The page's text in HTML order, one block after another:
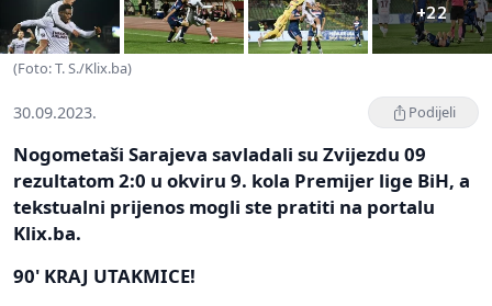
+22
(Foto: T. S./Klix.ba)
30.09.2023. Podijeli
Nogometaši Sarajeva savladali su Zvijezdu 09
rezultatom 2:0 u okviru 9. kola Premijer lige BiH, a
tekstualni prijenos mogli ste pratiti na portalu
Klix.ba.
90' KRAJ UTAKMICE!